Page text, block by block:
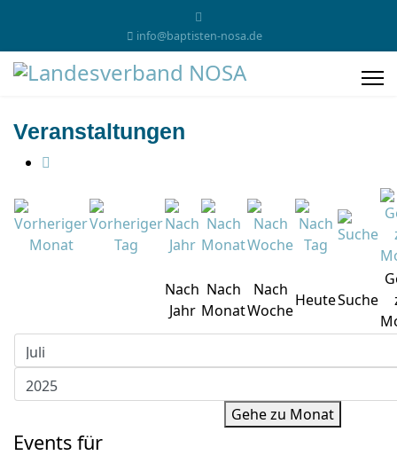
info@baptisten-nosa.de
Veranstaltungen
Nach
Jahr
Nach
Monat
Nach
Woche
HeuteSuche
Gehe zu Monat
Events für